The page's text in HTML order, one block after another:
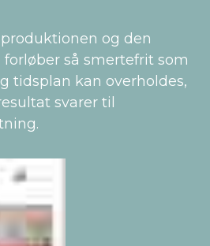
og den
så smertefrit som
tidsplan kan overholdes,
svarer til